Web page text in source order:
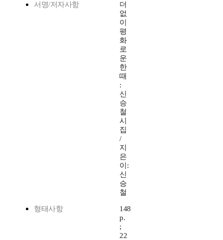
서명/저자사항
더
없
이
평
화
로
운
한
때
:
신
승
철
시
집
/
지
은
이:
신
승
철
형태사항
148
p.
;
22